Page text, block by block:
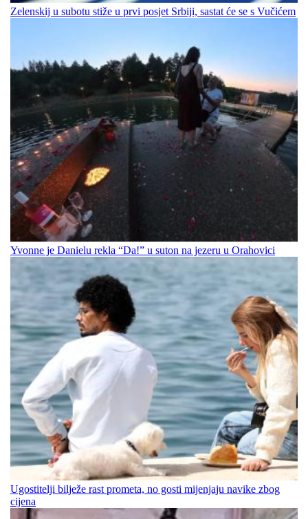
Zelenskij u subotu stiže u prvi posjet Srbiji, sastat će se s Vučićem
Yvonne je Danielu rekla “Da!” u suton na jezeru u Orahovici
Ugostitelji bilježe rast prometa, no gosti mijenjaju navike zbog
cijena